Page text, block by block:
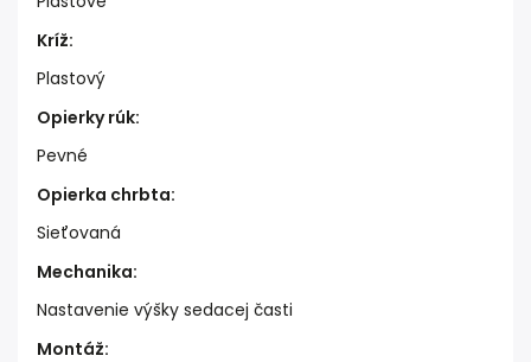
Kríž:
Plastový
Opierky rúk:
Pevné
Opierka chrbta:
Sieťovaná
Mechanika:
Nastavenie výšky sedacej časti
Montáž: